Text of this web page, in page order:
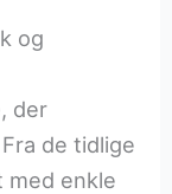
og
der
de tidlige
med enkle